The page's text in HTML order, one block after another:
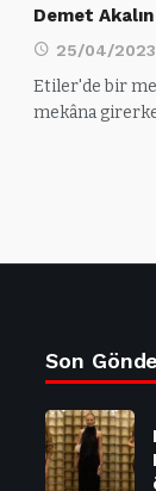
Demet
25/04/2023
Etiler'de bir
mekâna
Son